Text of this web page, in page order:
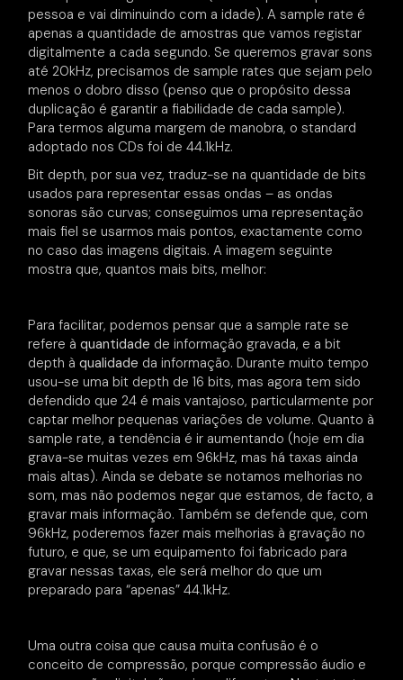
pessoa e vai diminuindo com a idade). A sample rate é
apenas a quantidade de amostras que vamos registar
digitalmente a cada segundo. Se queremos gravar sons
até 20kHz, precisamos de sample rates que sejam pelo
menos o dobro disso (penso que o propósito dessa
duplicação é garantir a fiabilidade de cada sample).
Para termos alguma margem de manobra, o standard
adoptado nos CDs foi de 44.1kHz.
Bit depth, por sua vez, traduz-se na quantidade de bits
usados para representar essas ondas – as ondas
sonoras são curvas; conseguimos uma representação
mais fiel se usarmos mais pontos, exactamente como
no caso das imagens digitais. A imagem seguinte
mostra que, quantos mais bits, melhor:
Para facilitar, podemos pensar que a sample rate se
refere àquantidade de informação gravada, e a bit
depth àqualidade da informação. Durante muito tempo
usou-se uma bit depth de 16 bits, mas agora tem sido
defendido que 24 é mais vantajoso, particularmente por
captar melhor pequenas variações de volume. Quanto à
sample rate, a tendência é ir aumentando (hoje em dia
grava-se muitas vezes em 96kHz, mas há taxas ainda
mais altas). Ainda se debate se notamos melhorias no
som, mas não podemos negar que estamos, de facto, a
gravar mais informação. Também se defende que, com
96kHz, poderemos fazer mais melhorias à gravação no
futuro, e que, se um equipamento foi fabricado para
gravar nessas taxas, ele será melhor do que um
preparado para “apenas” 44.1kHz.
Uma outra coisa que causa muita confusão é o
conceito de compressão, porque compressão áudio e